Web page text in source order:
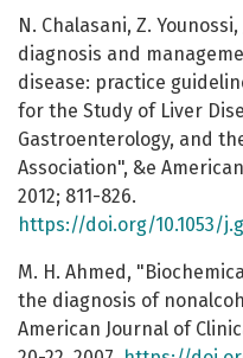
N. Chalasani, Z.
diagnosis and
disease: practice
for the Study of Liver
Gastroenterology, and
Association", &e
2012; 811-826.
https://doi.org/10.1053/
M. H. Ahmed,
the diagnosis of
American Journal of